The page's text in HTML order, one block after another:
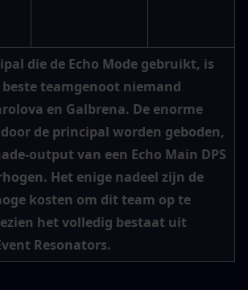
die de Echo Mode gebruikt, is
teamgenoot niemand
en Galbrena. De enorme
de principal worden geboden,
output van een Echo Main DPS
Het enige nadeel zijn de
kosten om dit team op te
het volledig bestaat uit
Resonators.